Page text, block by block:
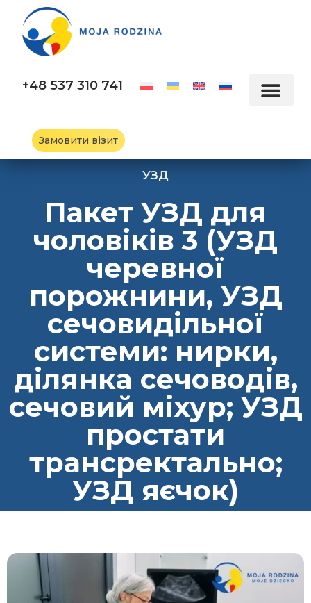
+48 537 310 741
Замовити візит
УЗД
Пакет УЗД для
чоловіків 3 (УЗД
черевної
порожнини, УЗД
сечовидільної
системи: нирки,
ділянка сечоводів,
сечовий міхур; УЗД
простати
трансректально;
УЗД яєчок)